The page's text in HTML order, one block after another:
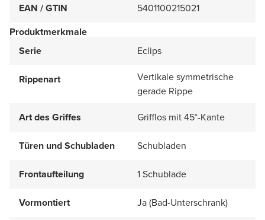
EAN / GTIN
5401100215021
Produktmerkmale
Serie
Eclips
Rippenart
Vertikale symmetrische
gerade Rippe
Art des Griffes
Grifflos mit 45°-Kante
Türen und Schubladen Schubladen
Frontaufteilung 1 Schublade
Vormontiert Ja (Bad-Unterschrank)